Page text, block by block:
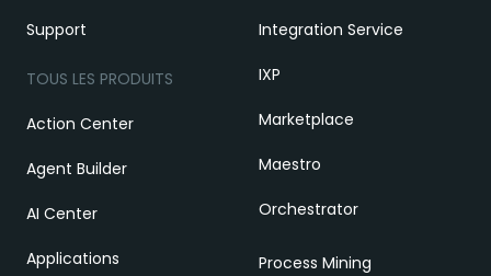
Support
TOUS LES PRODUITS
Action Center
Agent Builder
AI Center
Applications
Integration Service
IXP
Marketplace
Maestro
Orchestrator
Process Mining